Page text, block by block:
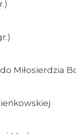
Miłosierdzia